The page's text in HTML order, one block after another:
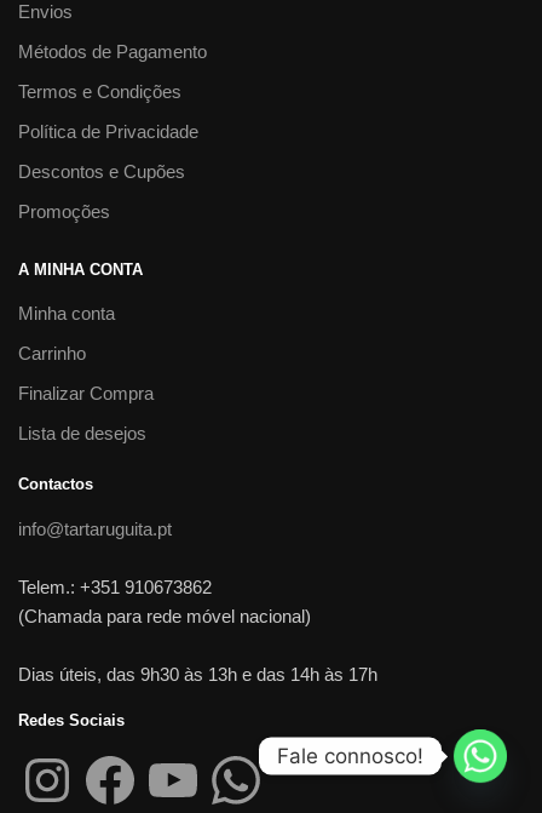
Envios
Métodos de Pagamento
Termos e Condições
Política de Privacidade
Descontos e Cupões
Promoções
A MINHA CONTA
Minha conta
Carrinho
Finalizar Compra
Lista de desejos
Contactos
info@tartaruguita.pt
Telem.: +351 910673862
(Chamada para rede móvel nacional)
Dias úteis, das 9h30 às 13h e das 14h às 17h
Redes Sociais
Fale connosco!